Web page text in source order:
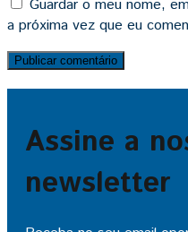
Guardar o meu nome,
a próxima vez que eu
Assine a
newsletter